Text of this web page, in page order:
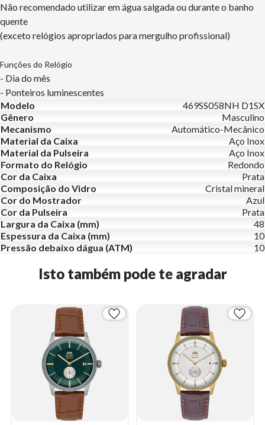
Não recomendado utilizar em água salgada ou durante o banho
quente
(exceto relógios apropriados para mergulho profissional)
Funções do Relógio
- Dia do mês
- Ponteiros luminescentes
Modelo
469SS058NH D1SX
Gênero
Masculino
Mecanismo
Automático-Mecânico
Material da Caixa
Aço Inox
Material da Pulseira
Aço Inox
Formato do Relógio
Redondo
Cor da Caixa
Prata
Composição do Vidro
Cristal mineral
Cor do Mostrador
Azul
Cor da Pulseira
Prata
Largura da Caixa (mm)
48
Espessura da Caixa (mm)
10
Pressão debaixo dágua (ATM)
10
Isto também pode te agradar